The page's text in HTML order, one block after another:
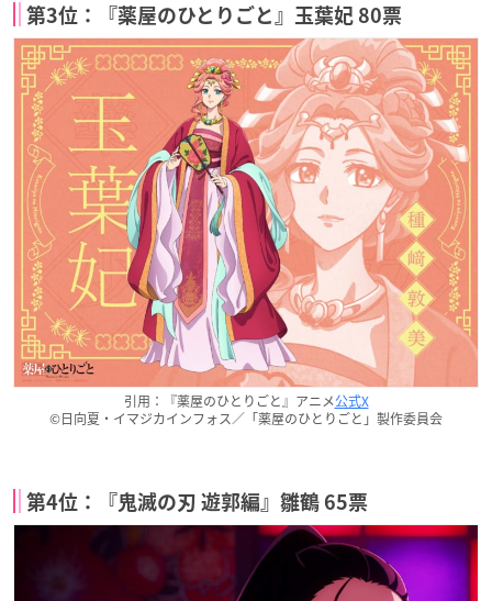
第3位：『薬屋のひとりごと』玉葉妃 80票
引用：『薬屋のひとりごと』アニメ公式X
©日向夏・イマジカインフォス／「薬屋のひとりごと」製作委員会
第4位：『鬼滅の刃 遊郭編』雛鶴 65票